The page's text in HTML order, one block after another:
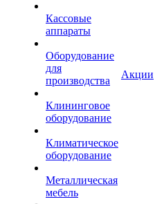
Кассовые
аппараты
Оборудование
для
производства
Клининговое
оборудование
Климатическое
оборудование
Металлическая
мебель
Акции